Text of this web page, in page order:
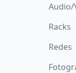
Audio/
Racks
Redes